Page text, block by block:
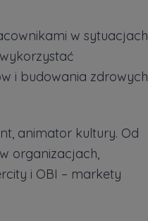
w sytuacjach
i budowania zdrowych
animator kultury. Od
organizacjach,
i OBI – markety